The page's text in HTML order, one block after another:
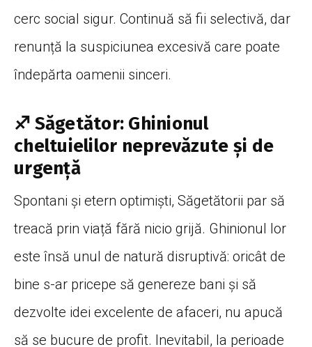
cerc social sigur. Continuă să fii selectivă, dar
renunță la suspiciunea excesivă care poate
îndepărta oamenii sinceri.
♐ Săgetător: Ghinionul
cheltuielilor neprevăzute și de
urgență
Spontani și etern optimiști, Săgetătorii par să
treacă prin viață fără nicio grijă. Ghinionul lor
este însă unul de natură disruptivă: oricât de
bine s-ar pricepe să genereze bani și să
dezvolte idei excelente de afaceri, nu apucă
să se bucure de profit. Inevitabil, la perioade